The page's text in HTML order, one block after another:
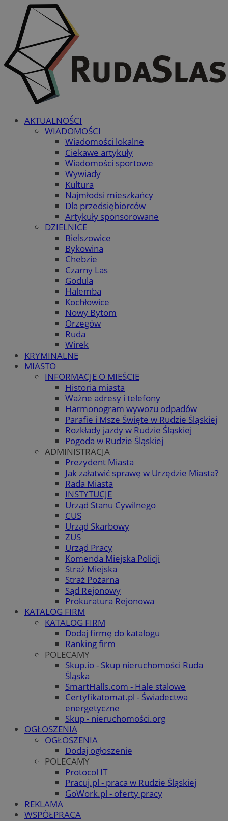
AKTUALNOŚCI
WIADOMOŚCI
Wiadomości lokalne
Ciekawe artykuły
Wiadomości sportowe
Wywiady
Kultura
Najmłodsi mieszkańcy
Dla przedsiębiorców
Artykuły sponsorowane
DZIELNICE
Bielszowice
Bykowina
Chebzie
Czarny Las
Godula
Halemba
Kochłowice
Nowy Bytom
Orzegów
Ruda
Wirek
KRYMINALNE
MIASTO
INFORMACJE O MIEŚCIE
Historia miasta
Ważne adresy i telefony
Harmonogram wywozu odpadów
Parafie i Msze Święte w Rudzie Śląskiej
Rozkłady jazdy w Rudzie Śląskiej
Pogoda w Rudzie Śląskiej
ADMINISTRACJA
Prezydent Miasta
Jak załatwić sprawę w Urzędzie Miasta?
Rada Miasta
INSTYTUCJE
Urząd Stanu Cywilnego
CUS
Urząd Skarbowy
ZUS
Urząd Pracy
Komenda Miejska Policji
Straż Miejska
Straż Pożarna
Sąd Rejonowy
Prokuratura Rejonowa
KATALOG FIRM
KATALOG FIRM
Dodaj firmę do katalogu
Ranking firm
POLECAMY
Skup.io - Skup nieruchomości Ruda
Śląska
SmartHalls.com - Hale stalowe
Certyfikatomat.pl - Świadectwa
energetyczne
Skup - nieruchomości.org
OGŁOSZENIA
OGŁOSZENIA
Dodaj ogłoszenie
POLECAMY
Protocol IT
Pracuj.pl - praca w Rudzie Śląskiej
GoWork.pl - oferty pracy
REKLAMA
WSPÓŁPRACA